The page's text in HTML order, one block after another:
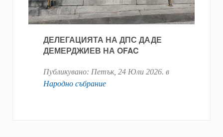
ДЕЛЕГАЦИЯТА НА ДПС ДАДЕ
ДЕМЕРДЖИЕВ НА OFAC
Публикувано: Петък, 24 Юли 2026. в
Народно събрание